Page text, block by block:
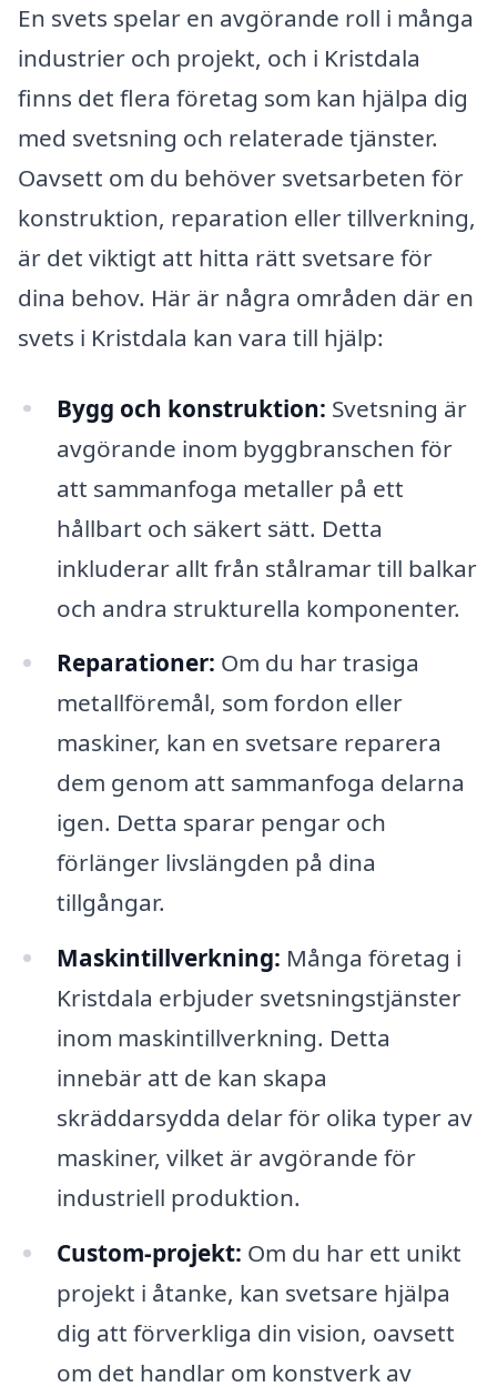
En svets spelar en avgörande roll i många
industrier och projekt, och i Kristdala
finns det flera företag som kan hjälpa dig
med svetsning och relaterade tjänster.
Oavsett om du behöver svetsarbeten för
konstruktion, reparation eller tillverkning,
är det viktigt att hitta rätt svetsare för
dina behov. Här är några områden där en
svets i Kristdala kan vara till hjälp:
Bygg och konstruktion: Svetsning är
avgörande inom byggbranschen för
att sammanfoga metaller på ett
hållbart och säkert sätt. Detta
inkluderar allt från stålramar till balkar
och andra strukturella komponenter.
Reparationer: Om du har trasiga
metallföremål, som fordon eller
maskiner, kan en svetsare reparera
dem genom att sammanfoga delarna
igen. Detta sparar pengar och
förlänger livslängden på dina
tillgångar.
Maskintillverkning: Många företag i
Kristdala erbjuder svetsningstjänster
inom maskintillverkning. Detta
innebär att de kan skapa
skräddarsydda delar för olika typer av
maskiner, vilket är avgörande för
industriell produktion.
Custom-projekt: Om du har ett unikt
projekt i åtanke, kan svetsare hjälpa
dig att förverkliga din vision, oavsett
om det handlar om konstverk av